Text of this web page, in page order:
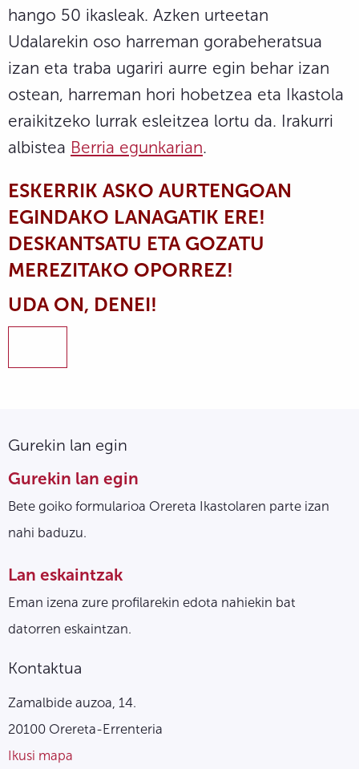
hango 50 ikasleak. Azken urteetan
Udalarekin oso harreman gorabeheratsua
izan eta traba ugariri aurre egin behar izan
ostean, harreman hori hobetzea eta Ikastola
eraikitzeko lurrak esleitzea lortu da. Irakurri
albistea Berria egunkarian.
ESKERRIK ASKO AURTENGOAN
EGINDAKO LANAGATIK ERE!
DESKANTSATU ETA GOZATU
MEREZITAKO OPORREZ!
UDA ON, DENEI!
Gurekin lan egin
Gurekin lan egin
Bete goiko formularioa Orereta Ikastolaren parte izan
nahi baduzu.
Lan eskaintzak
Eman izena zure profilarekin edota nahiekin bat
datorren eskaintzan.
Kontaktua
Zamalbide auzoa, 14.
20100 Orereta-Errenteria
Ikusi mapa